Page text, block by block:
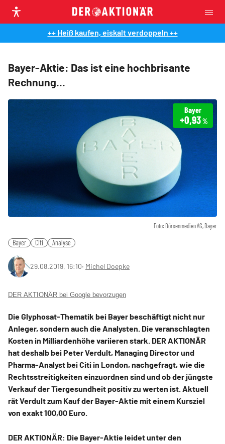
++ Heiß kaufen, eiskalt verdoppeln ++
Bayer-Aktie: Das ist eine hochbrisante
Rechnung...
Foto: Börsenmedien AG, Bayer
Bayer
+0,93%
Bayer Citi Analyse
29.08.2019, 16:10‧ Michel Doepke
DER AKTIONÄR bei Google bevorzugen
Die Glyphosat-Thematik bei Bayer beschäftigt nicht nur
Anleger, sondern auch die Analysten. Die veranschlagten
Kosten in Milliardenhöhe variieren stark. DER AKTIONÄR
hat deshalb bei Peter Verdult, Managing Director und
Pharma-Analyst bei Citi in London, nachgefragt, wie die
Rechtsstreitigkeiten einzuordnen sind und ob der jüngste
Verkauf der Tiergesundheit positiv zu werten ist. Aktuell
rät Verdult zum Kauf der Bayer-Aktie mit einem Kursziel
von exakt 100,00 Euro.
DER AKTIONÄR: Die Bayer-Aktie leidet unter den